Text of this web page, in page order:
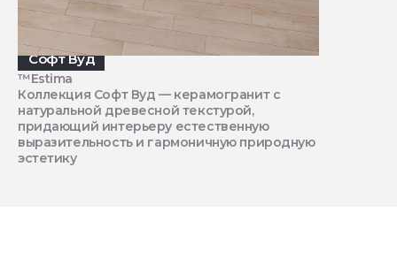
Софт Вуд
™Estima
Коллекция Софт Вуд — керамогранит с
натуральной древесной текстурой,
придающий интерьеру естественную
выразительность и гармоничную природную
эстетику